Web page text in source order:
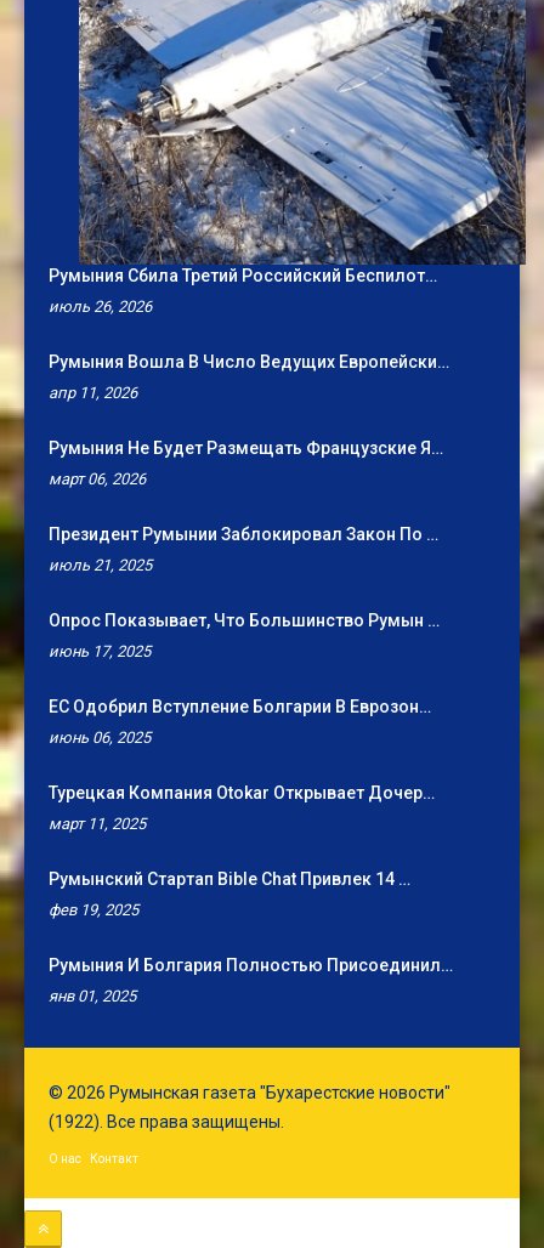
Румыния Сбила Третий Российский Беспилот…
июль 26, 2026
Румыния Вошла В Число Ведущих Европейски…
апр 11, 2026
Румыния Не Будет Размещать Французские Я…
март 06, 2026
Президент Румынии Заблокировал Закон По …
июль 21, 2025
Опрос Показывает, Что Большинство Румын …
июнь 17, 2025
ЕС Одобрил Вступление Болгарии В Еврозон…
июнь 06, 2025
Турецкая Компания Otokar Открывает Дочер…
март 11, 2025
Румынский Стартап Bible Chat Привлек 14 …
фев 19, 2025
Румыния И Болгария Полностью Присоединил…
янв 01, 2025
© 2026 Румынская газета "Бухарестские новости"
(1922). Все права защищены.
О нас Контакт